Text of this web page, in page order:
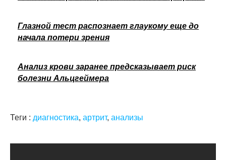
Глазной тест распознает глаукому еще до
начала потери зрения
Анализ крови заранее предсказывает риск
болезни Альцгеймера
Теги : диагностика, артрит, анализы